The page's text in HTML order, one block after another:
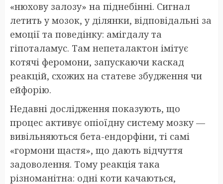
«нюхову залозу» на піднебінні. Сигнал
летить у мозок, у ділянки, відповідальні за
емоції та поведінку: амігдалу та
гіпоталамус. Там непеталактон імітує
котячі феромони, запускаючи каскад
реакцій, схожих на статеве збудження чи
ейфорію.
Недавні дослідження показують, що
процес активує опіоїдну систему мозку —
вивільняються бета-ендорфіни, ті самі
«гормони щастя», що дають відчуття
задоволення. Тому реакція така
різноманітна: одні коти качаються,